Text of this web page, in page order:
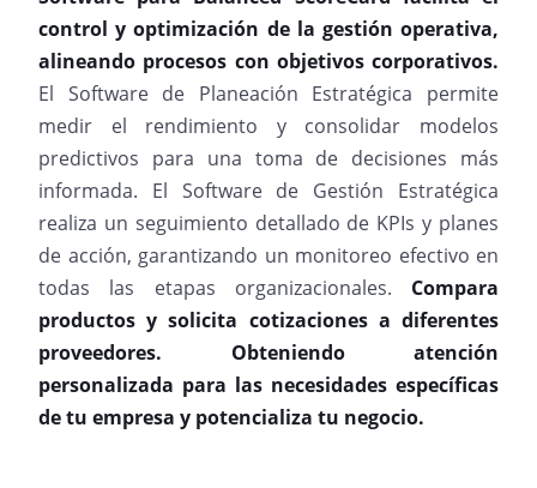
control y optimización de la gestión operativa,
alineando procesos con objetivos corporativos.
El Software de Planeación Estratégica permite
medir el rendimiento y consolidar modelos
predictivos para una toma de decisiones más
informada. El Software de Gestión Estratégica
realiza un seguimiento detallado de KPIs y planes
de acción, garantizando un monitoreo efectivo en
todas las etapas organizacionales. Compara
productos y solicita cotizaciones a diferentes
proveedores. Obteniendo atención
personalizada para las necesidades específicas
de tu empresa y potencializa tu negocio.